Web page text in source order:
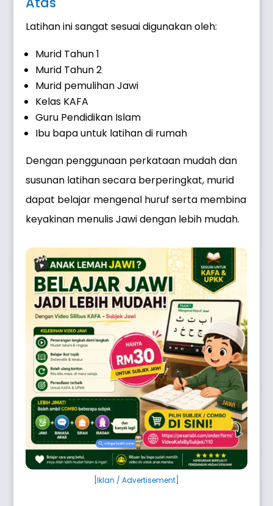
Latihan ini sangat sesuai digunakan oleh:
Murid Tahun 1
Murid Tahun 2
Murid pemulihan Jawi
Kelas KAFA
Guru Pendidikan Islam
Ibu bapa untuk latihan di rumah
Dengan penggunaan perkataan mudah dan
susunan latihan secara berperingkat, murid
dapat belajar mengenal huruf serta membina
keyakinan menulis Jawi dengan lebih mudah.
[Iklan / Advertisement]